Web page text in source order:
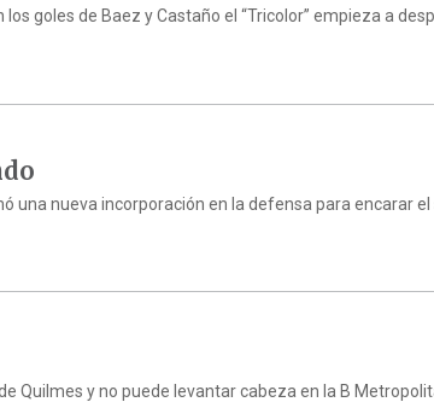
goles de Baez y Castaño el “Tricolor” empieza a
una nueva incorporación en la defensa para encarar el
Quilmes y no puede levantar cabeza en la B